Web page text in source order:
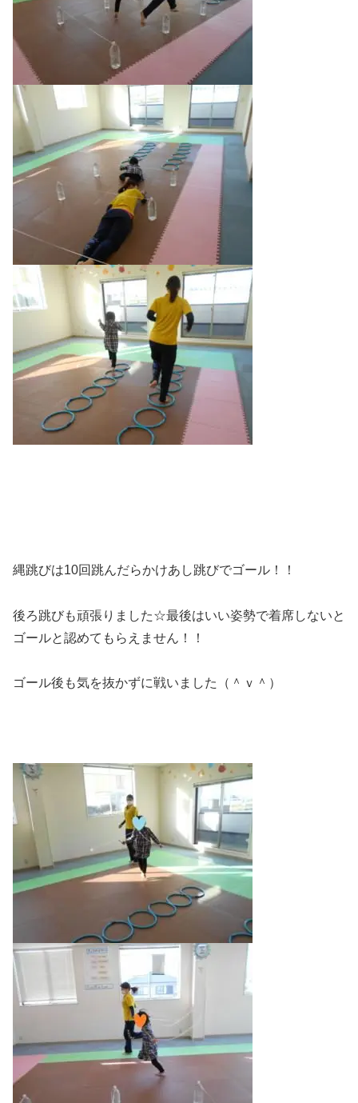
縄跳びは10回跳んだらかけあし跳びでゴール！！
後ろ跳びも頑張りました☆最後はいい姿勢で着席しないと
ゴールと認めてもらえません！！
ゴール後も気を抜かずに戦いました（＾ｖ＾）